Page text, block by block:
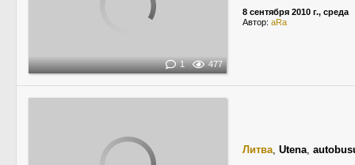
1 477
8 сентября 2010 г., среда
Автор: aRa
Литва, Utena,